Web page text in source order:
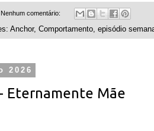
Nenhum comentário:
Anchor, Comportamento, episódio
2026
Eternamente Mãe